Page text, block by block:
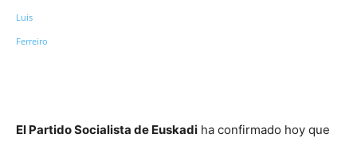
El Partido Socialista de Euskadi ha confirmado hoy que